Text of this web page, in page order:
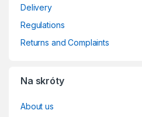
Delivery
Regulations
Returns and Complaints
Na skróty
About us